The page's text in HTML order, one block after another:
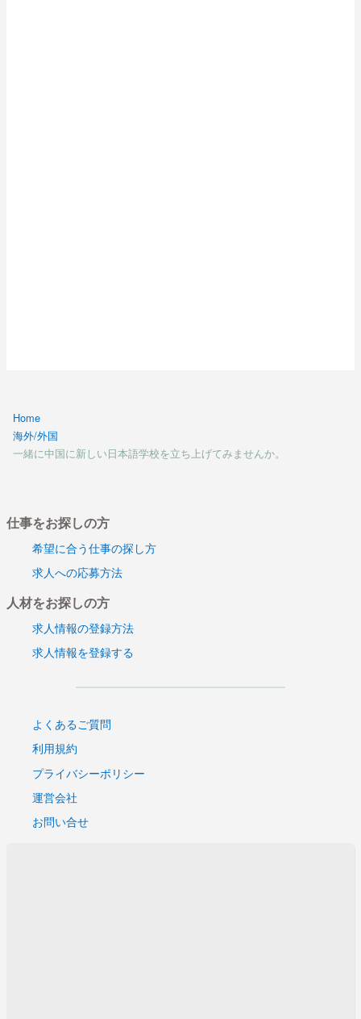
Home
海外/外国
一緒に中国に新しい日本語学校を立ち上げてみませんか。
仕事をお探しの方
希望に合う仕事の探し方
求人への応募方法
人材をお探しの方
求人情報の登録方法
求人情報を登録する
よくあるご質問
利用規約
プライバシーポリシー
運営会社
お問い合せ